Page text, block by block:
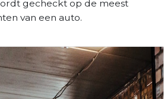
gecheckt op de meest
van een auto.